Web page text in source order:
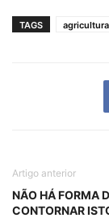
TAGS agricultura
Artigo anterior
NÃO HÁ FORMA
CONTORNAR